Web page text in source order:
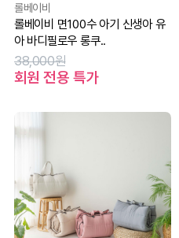
롤베이비
롤베이비 면100수 아기 신생아 유
아 바디필로우 롱쿠..
38,000원
회원 전용 특가